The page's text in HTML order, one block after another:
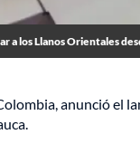
a los Llanos Orientales
anunció el